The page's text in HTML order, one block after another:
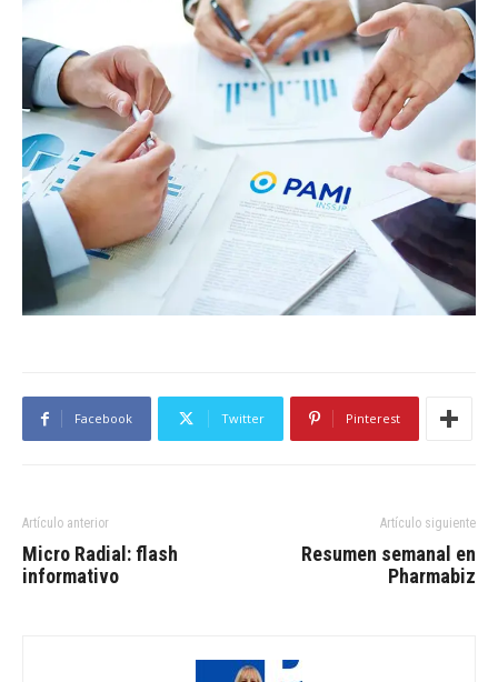
Facebook Twitter Pinterest
Artículo anterior
Micro Radial: flash
informativo
Artículo siguiente
Resumen semanal en
Pharmabiz